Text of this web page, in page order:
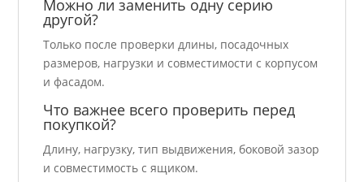
Можно ли заменить одну серию
другой?
Только после проверки длины, посадочных
размеров, нагрузки и совместимости с корпусом
и фасадом.
Что важнее всего проверить перед
покупкой?
Длину, нагрузку, тип выдвижения, боковой зазор
и совместимость с ящиком.